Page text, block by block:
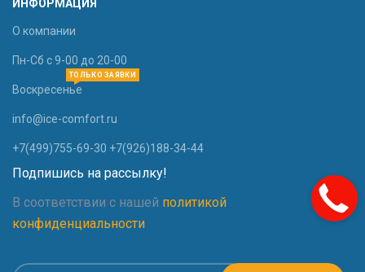
ИНФОРМАЦИЯ
О компании
Пн-Сб с 9-00 до 20-00
Воскресенье
ТОЛЬКО ЗАЯВКИ
info@ice-comfort.ru
+7(499)755-69-30 +7(926)188-34-44
Подпишись на рассылку!
В соответствии с нашей политикой
конфиденциальности